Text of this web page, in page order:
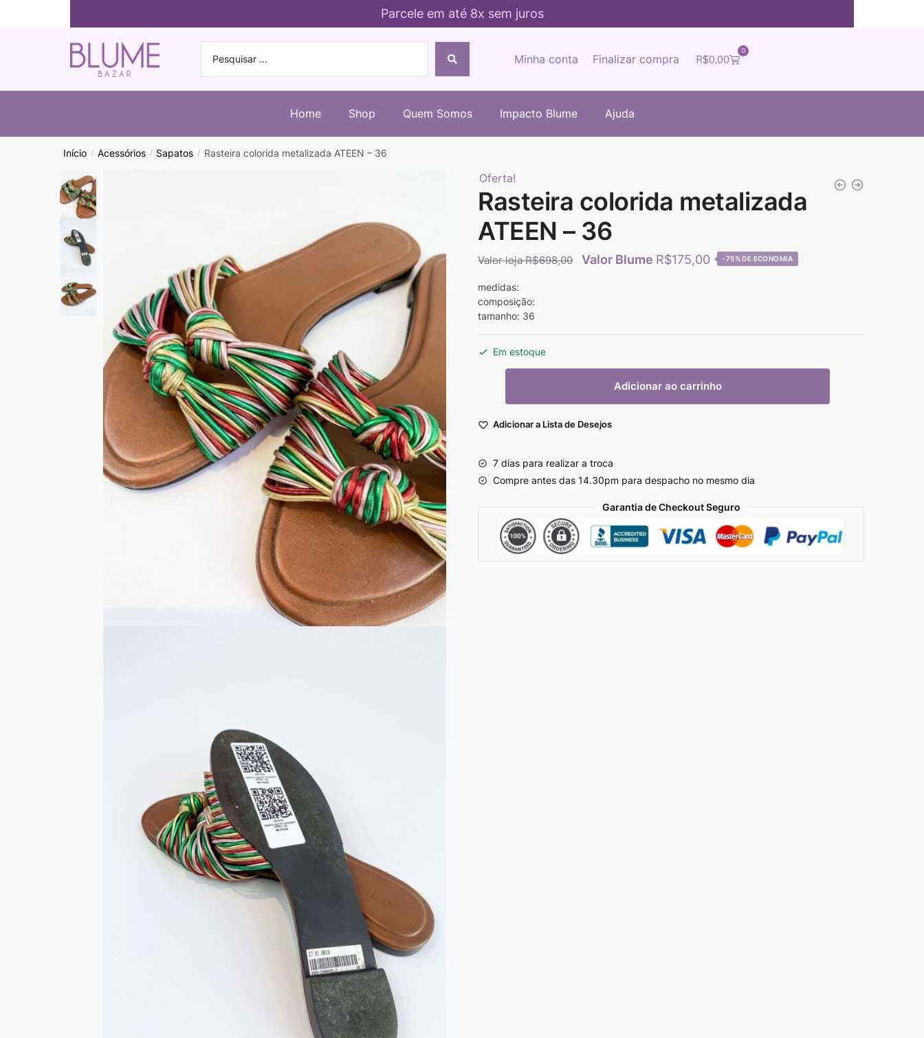
Parcele em até 8x sem juros
R$0,00
0
Minha conta Finalizar compra
Home Shop Quem Somos Impacto Blume Ajuda
Início / Acessórios / Sapatos / Rasteira colorida metalizada ATEEN – 36
Oferta!
Rasteira colorida metalizada
ATEEN – 36
R$698,00 R$175,00 -75%
medidas:
composição:
tamanho: 36
Em estoque
Adicionar ao carrinho
Adicionar a Lista de Desejos
7 dias para realizar a troca
Compre antes das 14.30pm para despacho no mesmo dia
Garantia de Checkout Seguro